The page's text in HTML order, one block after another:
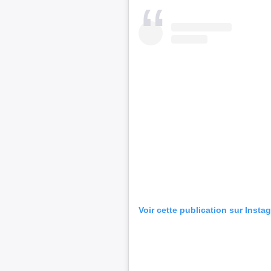
Voir cette publication sur